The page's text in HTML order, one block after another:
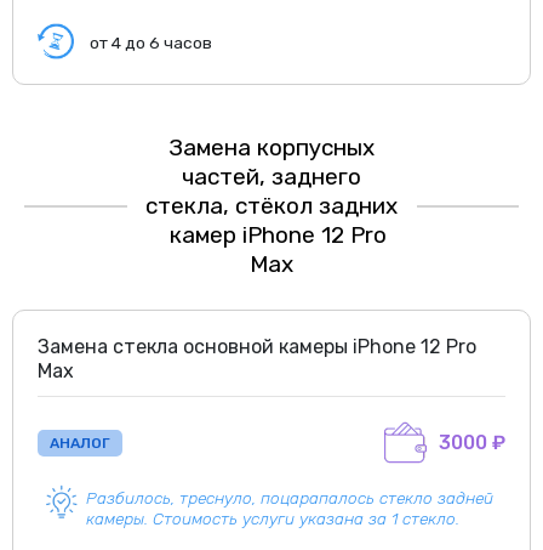
от 4 до 6 часов
Замена корпусных
частей, заднего
стекла, стёкол задних
камер iPhone 12 Pro
Max
Замена стекла основной камеры iPhone 12 Pro
Max
3000 ₽
АНАЛОГ
Разбилось, треснуло, поцарапалось стекло задней
камеры. Стоимость услуги указана за 1 стекло.